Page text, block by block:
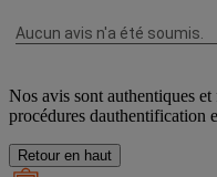
Nos avis sont authentiques
procédures dauthentification
Retour en haut